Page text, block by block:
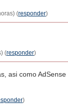
(responder)
(responder)
asi como AdSense
)